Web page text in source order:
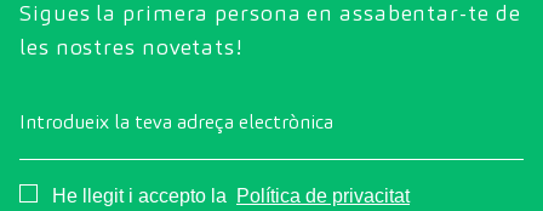
Sigues la primera persona en assabentar-te de
les nostres novetats!
Introdueix la teva adreça electrònica
Consentimiento
He llegit i accepto la
Política de privacitat